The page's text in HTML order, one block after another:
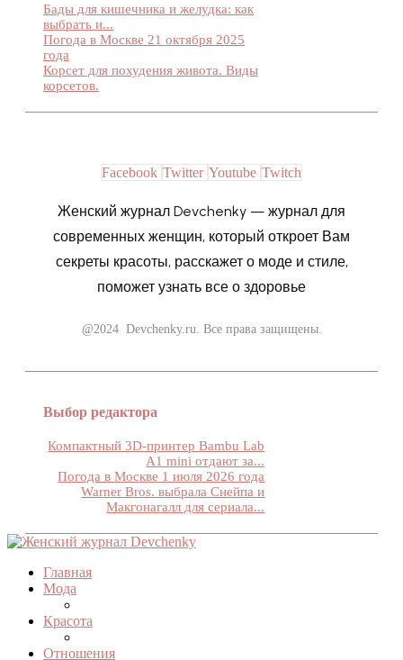
Бады для кишечника и желудка: как
выбрать и...
Погода в Москве 21 октября 2025
года
Корсет для похудения живота. Виды
корсетов.
Facebook Twitter Youtube Twitch
Женский журнал Devchenky — журнал для
современных женщин, который откроет Вам
секреты красоты, расскажет о моде и стиле,
поможет узнать все о здоровье
@2024 Devchenky.ru. Все права защищены.
Выбор редактора
Компактный 3D-принтер Bambu Lab
А1 mini отдают за...
Погода в Москве 1 июля 2026 года
Warner Bros. выбрала Снейпа и
Макгонагалл для сериала...
Главная
Мода
Красота
Отношения